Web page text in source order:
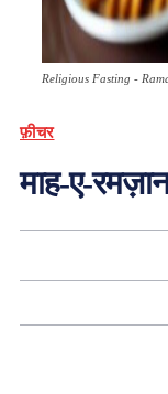
Religious Fasting -
फ़ीचर
माह-ए-